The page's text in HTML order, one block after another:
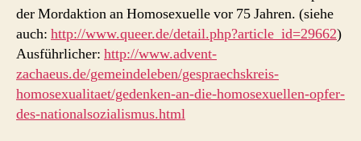
der Mordaktion an Homosexuelle vor 75 Jahren. (siehe
auch: http://www.queer.de/detail.php?article_id=29662)
Ausführlicher: http://www.advent-
zachaeus.de/gemeindeleben/gespraechskreis-
homosexualitaet/gedenken-an-die-homosexuellen-opfer-
des-nationalsozialismus.html